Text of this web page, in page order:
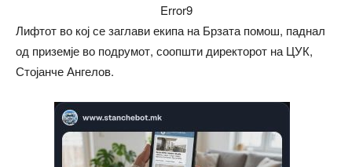
Error9
Лифтот во кој се заглави екипа на Брзата помош, паднал
од приземје во подрумот, соопшти директорот на ЦУК,
Стојанче Ангелов.